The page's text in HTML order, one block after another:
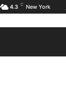
4.3 C New York